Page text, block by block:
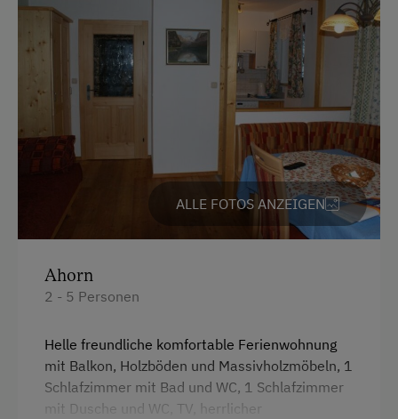
Kühlschrank
Heizung
Kaffeemaschine
ALLE FOTOS ANZEIGEN
Ahorn
2 - 5 Personen
Helle freundliche komfortable Ferienwohnung
mit Balkon, Holzböden und Massivholzmöbeln, 1
Schlafzimmer mit Bad und WC, 1 Schlafzimmer
mit Dusche und WC, TV, herrlicher